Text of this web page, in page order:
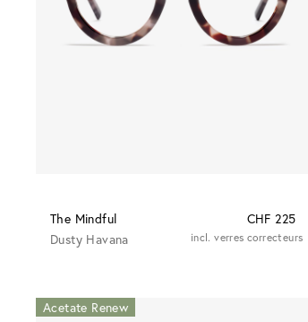
The Mindful
CHF 225
Dusty Havana
incl. verres correcteurs
Acetate Renew